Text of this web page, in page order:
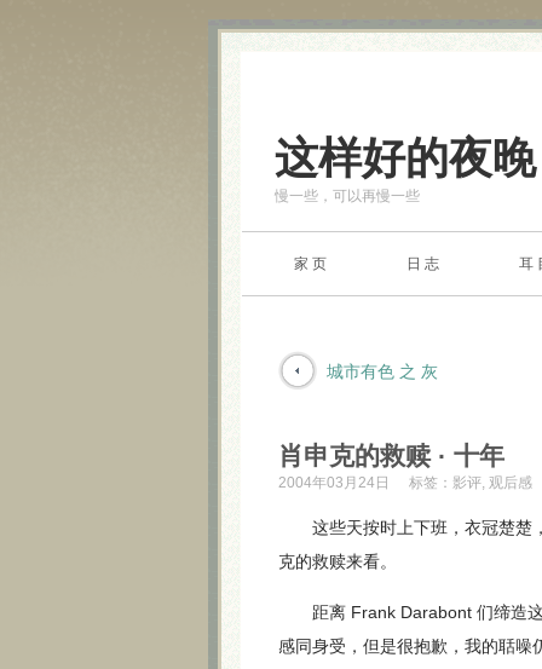
这样好的夜晚
慢一些，可以再慢一些
家 页 日 志 耳
城市有色 之 灰
肖申克的救赎 · 十年
2004年03月24日 标签： 影评, 观后感
这些天按时上下班，衣冠楚楚
克的救赎来看。
距离 Frank Darabont 们缔造这
感同身受，但是很抱歉，我的聒噪